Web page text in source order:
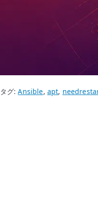
タグ:Ansible, apt,